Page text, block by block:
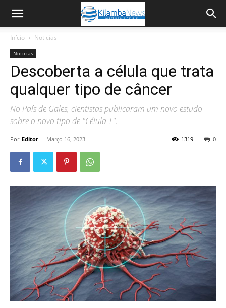
Início Noticias
Noticias
Descoberta a célula que trata
qualquer tipo de câncer
No País de Gales, cientistas publicaram um novo estudo
sobre o novo tipo de "Célula T".
Por Editor - Março 16, 2023 0
1319